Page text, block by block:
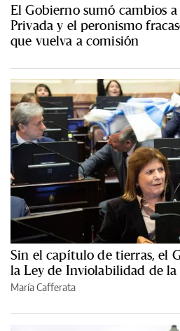
El Gobierno sumó cambios
Privada y el peronismo
que vuelva a comisión
Sin el capítulo de tierras, el
la Ley de Inviolabilidad de
María Cafferata